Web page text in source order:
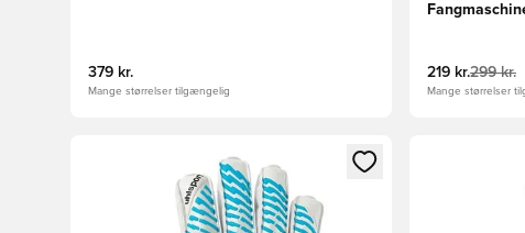
379 kr.
Mange størrelser tilgængelig
219 kr.299 kr.
Mange størrelser
Åbner en Modal til at logge ind eller tilmelde dig som
Åbner en